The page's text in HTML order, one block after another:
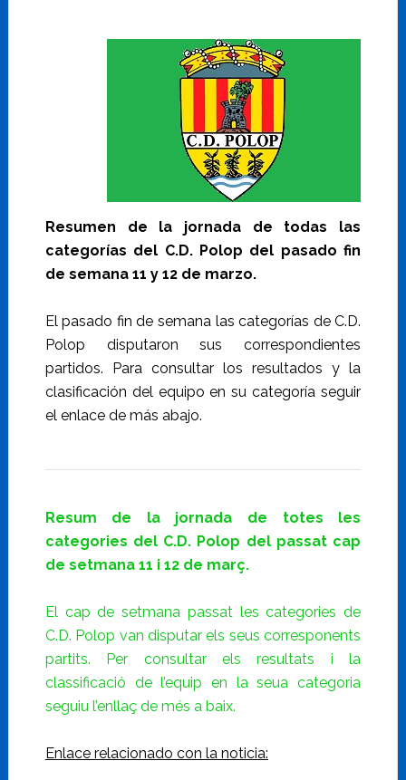
Resumen de la jornada de todas las
categorías del C.D. Polop del pasado fin
de semana 11 y 12 de marzo.
El pasado fin de semana las categorías de C.D.
Polop disputaron sus correspondientes
partidos. Para consultar los resultados y la
clasificación del equipo en su categoría seguir
el enlace de más abajo.
Resum de la jornada de totes les
categories del C.D. Polop del passat cap
de setmana 11 i 12 de març.
El cap de setmana passat les categories de
C.D. Polop van disputar els seus corresponents
partits. Per consultar els resultats i la
classificació de l’equip en la seua categoria
seguiu l’enllaç de més a baix.
Enlace relacionado con la noticia: